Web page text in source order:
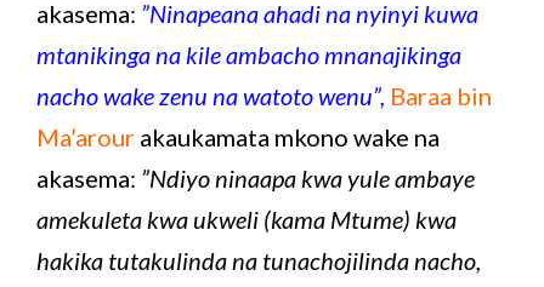
akasema: ”Ninapeana ahadi na nyinyi kuwa
mtanikinga na kile ambacho mnanajikinga
nacho wake zenu na watoto wenu”, Baraa bin
Ma’arour akaukamata mkono wake na
akasema: ”Ndiyo ninaapa kwa yule ambaye
amekuleta kwa ukweli (kama Mtume) kwa
hakika tutakulinda na tunachojilinda nacho,